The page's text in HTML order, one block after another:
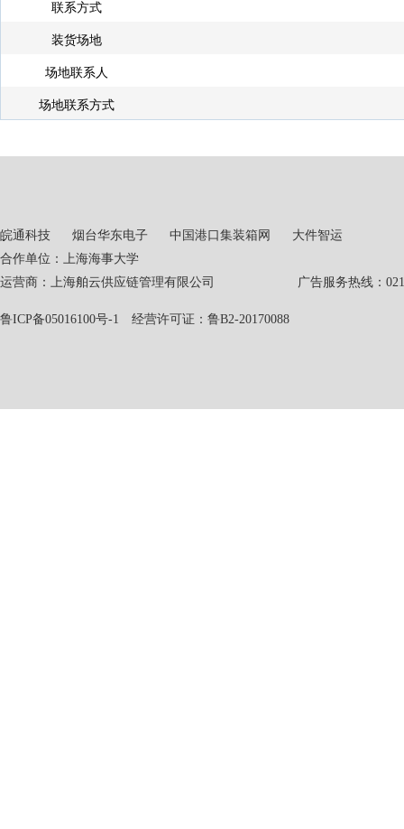
联系方式
装货场地
场地联系人
场地联系方式
皖通科技 烟台华东电子 中国港口集装箱网
大件智运
合作单位：上海海事大学
运营商：上海舶云供应链管理有限公司 广告服务热线：021-
鲁ICP备05016100号-1 经营许可证：鲁B2-20170088